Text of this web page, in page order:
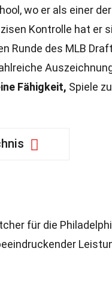
wo er als einer
Kontrolle hat er
Runde des MLB
Fähigkeit, Spiele
für die